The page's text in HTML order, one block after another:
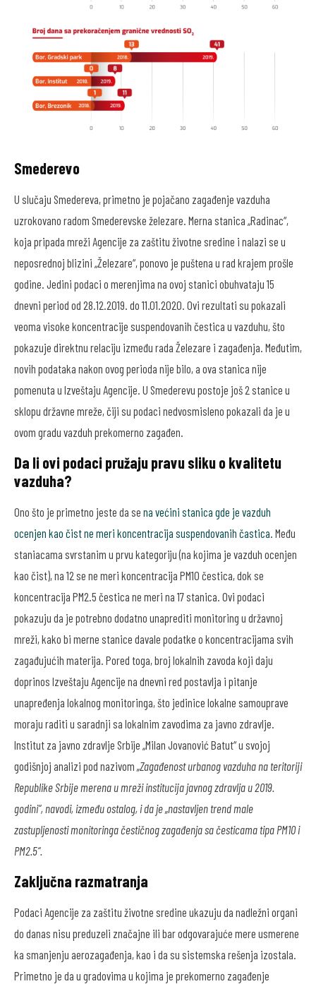
Smederevo
U slučaju Smedereva, primetno je pojačano zagađenje vazduha
uzrokovano radom Smederevske železare. Merna stanica „Radinac“,
koja pripada mreži Agencije za zaštitu životne sredine i nalazi se u
neposrednoj blizini „Železare“, ponovo je puštena u rad krajem prošle
godine. Jedini podaci o merenjima na ovoj stanici obuhvataju 15
dnevni period od 28.12.2019. do 11.01.2020. Ovi rezultati su pokazali
veoma visoke koncentracije suspendovanih čestica u vazduhu, što
pokazuje direktnu relaciju između rada Železare i zagađenja. Međutim,
novih podataka nakon ovog perioda nije bilo, a ova stanica nije
pomenuta u Izveštaju Agencije. U Smederevu postoje još 2 stanice u
sklopu državne mreže, čiji su podaci nedvosmisleno pokazali da je u
ovom gradu vazduh prekomerno zagađen.
Da li ovi podaci pružaju pravu sliku o kvalitetu
vazduha?
Ono što je primetno jeste da se na većini stanica gde je vazduh
ocenjen kao čist ne meri koncentracija suspendovanih častica. Među
staniacama svrstanim u prvu kategoriju (na kojima je vazduh ocenjen
kao čist), na 12 se ne meri koncentracija PM10 čestica, dok se
koncentracija PM2.5 čestica ne meri na 17 stanica. Ovi podaci
pokazuju da je potrebno dodatno unaprediti monitoring u državnoj
mreži, kako bi merne stanice davale podatke o koncentracijama svih
zagađujućih materija. Pored toga, broj lokalnih zavoda koji daju
doprinos Izveštaju Agencije na dnevni red postavlja i pitanje
unapređenja lokalnog monitoringa, što jedinice lokalne samouprave
moraju raditi u saradnji sa lokalnim zavodima za javno zdravlje.
Institut za javno zdravlje Srbije „Milan Jovanović Batut“ u svojoj
godišnjoj analizi pod nazivom „Zagađenost urbanog vazduha na teritoriji
Republike Srbije merena u mreži institucija javnog zdravlja u 2019.
godini“, navodi, između ostalog, i da je „nastavljen trend male
zastupljenosti monitoringa čestičnog zagađenja sa česticama tipa PM10 i
PM2.5“.
Zaključna razmatranja
Podaci Agencije za zaštitu životne sredine ukazuju da nadležni organi
do danas nisu preduzeli značajne ili bar odgovarajuće mere usmerene
ka smanjenju aerozagađenja, kao i da su sistemska rešenja izostala.
Primetno je da u gradovima u kojima je prekomerno zagađenje